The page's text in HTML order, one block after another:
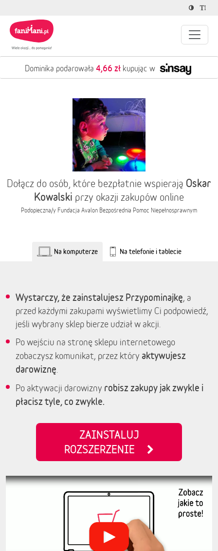
Dominika podarowała 4,66 złkupując w
Dołącz do osób, które bezpłatnie wspierają Oskar
Kowalski przy okazji zakupów online
Podopieczna/y Fundacja Avalon Bezpośrednia Pomoc Niepełnosprawnym
Na komputerze Na telefonie i tablecie
Wystarczy, że zainstalujesz Przypominajkę, a
przed każdymi zakupami wyświetlimy Ci podpowiedź,
jeśli wybrany sklep bierze udział w akcji.
Po wejściu na stronę sklepu internetowego
zobaczysz komunikat, przez który aktywujesz
darowiznę
Po aktywacji darowizny robisz zakupy jak zwykle i
płacisz tyle, co zwykle.
ZAINSTALUJ
ROZSZERZENIE